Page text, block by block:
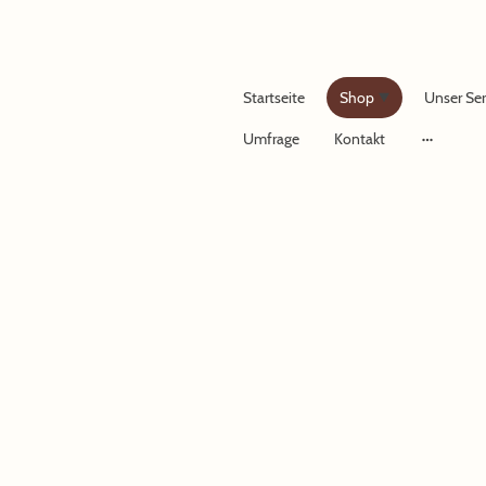
Startseite Shop Unser
Umfrage Kontakt